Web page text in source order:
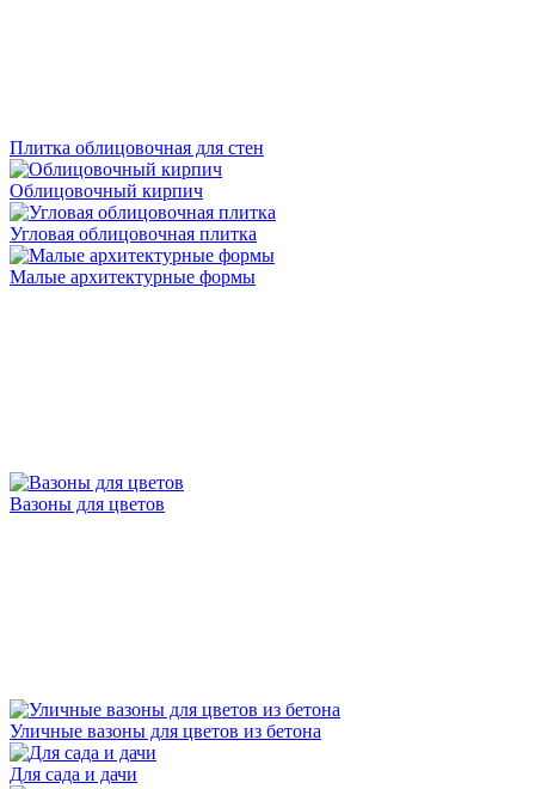
Плитка облицовочная для стен
Облицовочный кирпич
Угловая облицовочная плитка
Малые архитектурные формы
Вазоны для цветов
Уличные вазоны для цветов из бетона
Для сада и дачи